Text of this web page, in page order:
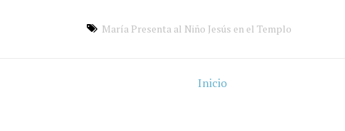
María Presenta al Niño Jesús en el Templo
Inicio